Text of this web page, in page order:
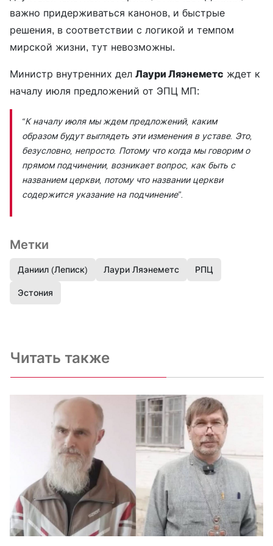
важно придерживаться канонов, и быстрые
решения, в соответствии с логикой и темпом
мирской жизни, тут невозможны.
Министр внутренних дел Лаури Ляэнеметс ждет к
началу июля предложений от ЭПЦ МП:
“К началу июля мы ждем предложений, каким
образом будут выглядеть эти изменения в уставе. Это,
безусловно, непросто. Потому что когда мы говорим о
прямом подчинении, возникает вопрос, как быть с
названием церкви, потому что названии церкви
содержится указание на подчинение”.
Метки
Даниил (Леписк) Лаури Ляэнеметс РПЦ
Эстония
Читать также